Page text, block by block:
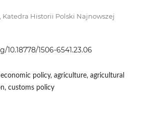
Katedra Historii Polski Najnowszej
10.18778/1506-6541.23.06
economic policy, agriculture, agricultural
customs policy